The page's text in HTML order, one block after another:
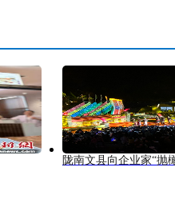
陇南文县向企业家“抛